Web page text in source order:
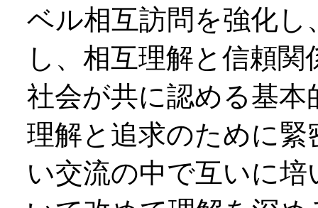
ベル相互訪問を強化
し、相互理解と信頼
社会が共に認める基
理解と追求のために
い交流の中で互いに